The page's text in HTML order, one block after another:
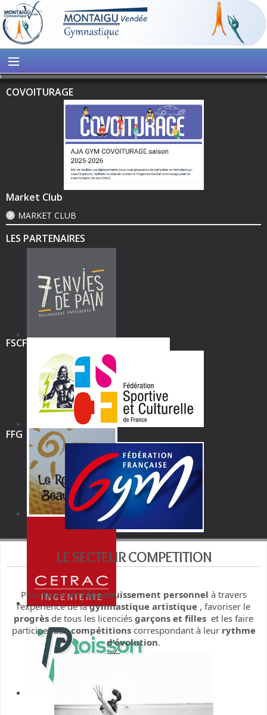
COVOITURAGE
Market Club
MARKET CLUB
LES PARTENAIRES
FSCF
FFG
LE SECTEUR COMPETITION
Pour favoriser l'épanouissement personnel à travers
l'expérience de lagymnastique artistique , favoriser le
progrès de tous les licenciés garçons et filles et les faire
participer auxcompétitionscorrespondant à leur rythme
d'évolution.